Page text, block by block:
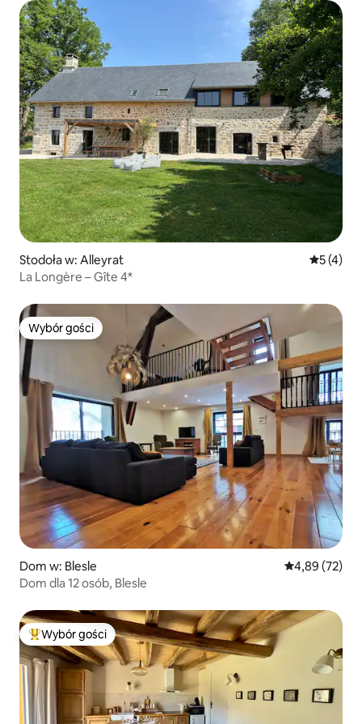
Stodoła w: Alleyrat Średnia
5 (4)
La Longère – Gîte 4*
Wybór gości
Wybór gości
Dom w: Blesle Średnia
4,89 (72)
Dom dla 12 osób, Blesle
Najpopularniejsze z kategorii Wybór gości
Wybór gości